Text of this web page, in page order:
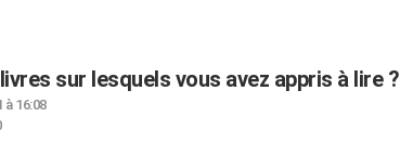
sur lesquels vous avez appris à lire ?
à 16:08